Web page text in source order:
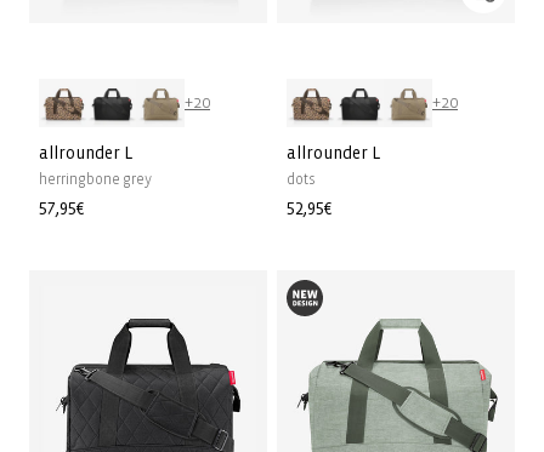
+20
allrounder L
herringbone grey
Prix
57,95€
+20
allrounder L
dots
Prix
52,95€